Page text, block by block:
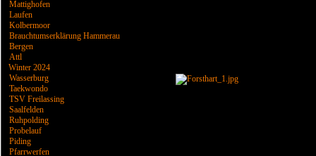
Mattighofen
Laufen
Kolbermoor
Brauchtumserklärung Hammerau
Bergen
Attl
Winter 2024
Wasserburg
Taekwondo
TSV Freilassing
Saalfelden
Ruhpolding
Probelauf
Piding
Pfarrwerfen